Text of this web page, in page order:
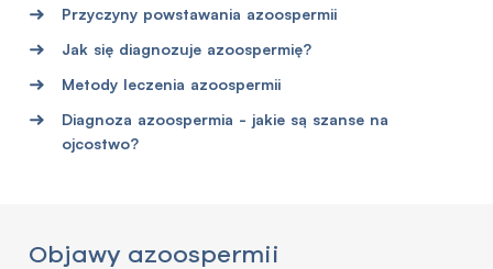
Przyczyny powstawania azoospermii
Jak się diagnozuje azoospermię?
Metody leczenia azoospermii
Diagnoza azoospermia - jakie są szanse na
ojcostwo?
Objawy azoospermii